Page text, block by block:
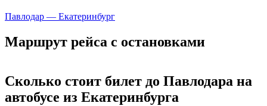
Павлодар — Екатеринбург
Маршрут рейса с остановками
Сколько стоит билет до Павлодара на
автобусе из Екатеринбурга